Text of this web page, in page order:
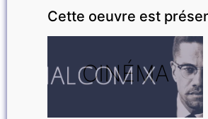
Cette oeuvre est
CINÉMA